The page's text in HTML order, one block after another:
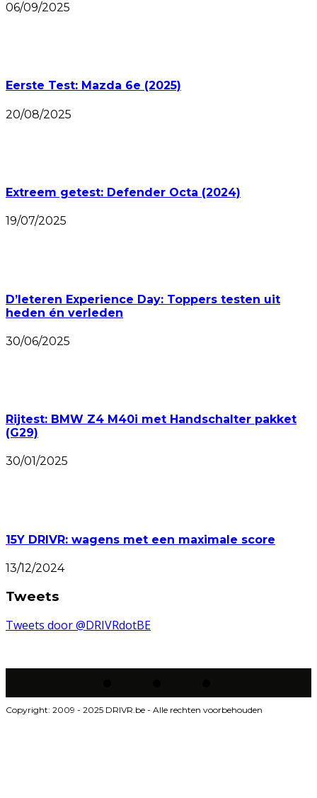
06/09/2025
Eerste Test: Mazda 6e (2025)
20/08/2025
Extreem getest: Defender Octa (2024)
19/07/2025
D’Ieteren Experience Day: Toppers testen uit
heden én verleden
30/06/2025
Rijtest: BMW Z4 M40i met Handschalter pakket
(G29)
30/01/2025
15Y DRIVR: wagens met een maximale score
13/12/2024
Tweets
Tweets door @DRIVRdotBE
Copyright: 2009 - 2025 DRIVR.be - Alle rechten voorbehouden